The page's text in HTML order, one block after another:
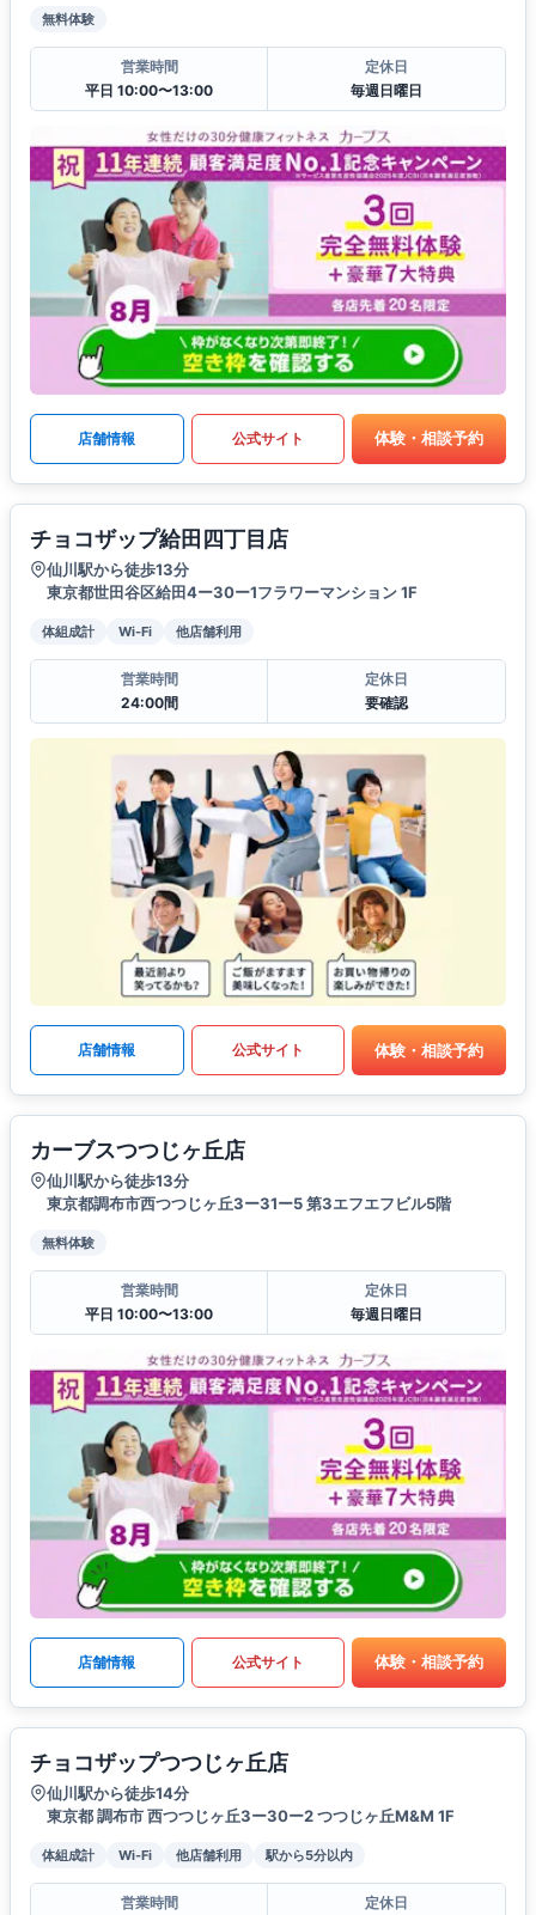
無料体験
営業時間
平日 10:00〜13:00
定休日
毎週日曜日
店舗情報 公式サイト 体験・相談予約
チョコザップ給田四丁目店
仙川駅から徒歩13分
東京都世田谷区給田4ー30ー1フラワーマンション 1F
体組成計 Wi-Fi 他店舗利用
営業時間
24:00間
定休日
要確認
店舗情報 公式サイト 体験・相談予約
カーブスつつじヶ丘店
仙川駅から徒歩13分
東京都調布市西つつじヶ丘3ー31ー5 第3エフエフビル5階
無料体験
営業時間
平日 10:00〜13:00
定休日
毎週日曜日
店舗情報 公式サイト 体験・相談予約
チョコザップつつじヶ丘店
仙川駅から徒歩14分
東京都 調布市 西つつじヶ丘3ー30ー2 つつじヶ丘M&M 1F
体組成計 Wi-Fi 他店舗利用 駅から5分以内
営業時間
定休日